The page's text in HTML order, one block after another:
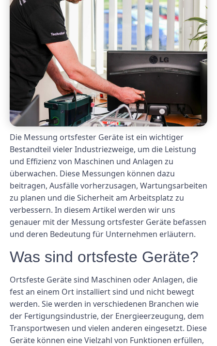
Die Messung ortsfester Geräte ist ein wichtiger
Bestandteil vieler Industriezweige, um die Leistung
und Effizienz von Maschinen und Anlagen zu
überwachen. Diese Messungen können dazu
beitragen, Ausfälle vorherzusagen, Wartungsarbeiten
zu planen und die Sicherheit am Arbeitsplatz zu
verbessern. In diesem Artikel werden wir uns
genauer mit der Messung ortsfester Geräte befassen
und deren Bedeutung für Unternehmen erläutern.
Was sind ortsfeste Geräte?
Ortsfeste Geräte sind Maschinen oder Anlagen, die
fest an einem Ort installiert sind und nicht bewegt
werden. Sie werden in verschiedenen Branchen wie
der Fertigungsindustrie, der Energieerzeugung, dem
Transportwesen und vielen anderen eingesetzt. Diese
Geräte können eine Vielzahl von Funktionen erfüllen,